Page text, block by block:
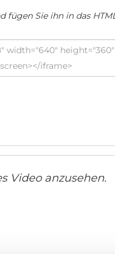
fügen Sie ihn in das
Video anzusehen.